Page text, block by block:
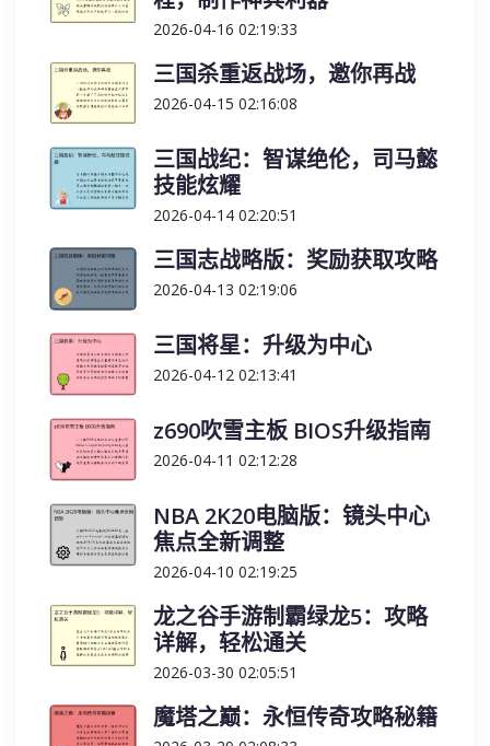
2026-04-16 02:19:33
三国杀重返战场，邀你再战
2026-04-15 02:16:08
三国战纪：智谋绝伦，司马懿
技能炫耀
2026-04-14 02:20:51
三国志战略版：奖励获取攻略
2026-04-13 02:19:06
三国将星：升级为中心
2026-04-12 02:13:41
z690吹雪主板 BIOS升级指南
2026-04-11 02:12:28
NBA 2K20电脑版：镜头中心
焦点全新调整
2026-04-10 02:19:25
龙之谷手游制霸绿龙5：攻略
详解，轻松通关
2026-03-30 02:05:51
魔塔之巅：永恒传奇攻略秘籍